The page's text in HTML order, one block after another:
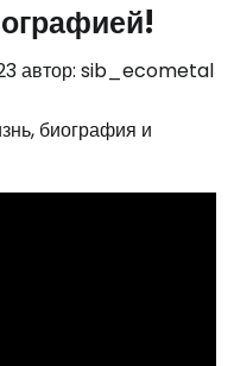
автор: sib_ecometal